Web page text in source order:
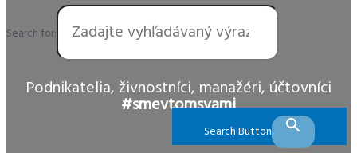
Search for:
Search Button
Podnikatelia, živnostníci, manažéri, účtovníci
#smevtomsvami